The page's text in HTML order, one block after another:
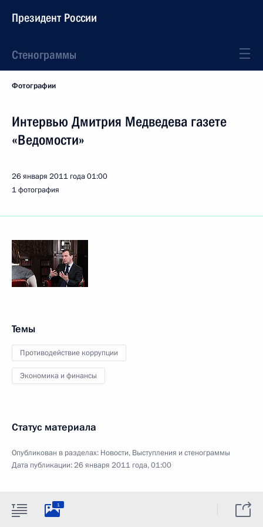
Президент России
Стенограммы
Фотографии
Интервью Дмитрия Медведева газете
«Ведомости»
26 января 2011 года01:00
1 фотография
Темы
Противодействие коррупции
Экономика и финансы
Статус материала
Опубликован в разделах: Новости, Выступления и стенограммы
Дата публикации:26 января 2011 года, 01:00
1